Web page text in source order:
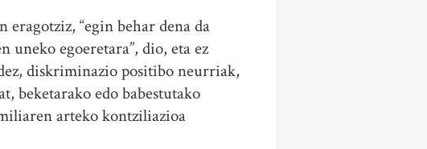
“egin behar dena da
egoeretara”, dio, eta ez
diskriminazio positibo neurriak,
beketarako edo babestutako
arteko kontziliazioa